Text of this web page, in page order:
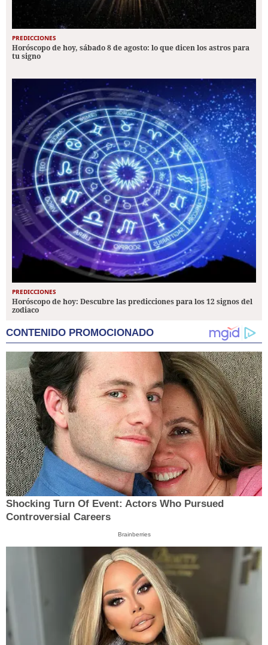
PREDICCIONES
Horóscopo de hoy, sábado 8 de agosto: lo que dicen los astros para
tu signo
PREDICCIONES
Horóscopo de hoy: Descubre las predicciones para los 12 signos del
zodiaco
CONTENIDO PROMOCIONADO
Shocking Turn Of Event: Actors Who Pursued
Controversial Careers
Brainberries